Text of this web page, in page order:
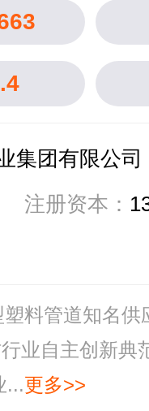
集团有限公司
注册资本：
料管道知名
业自主创新典
...更多>>